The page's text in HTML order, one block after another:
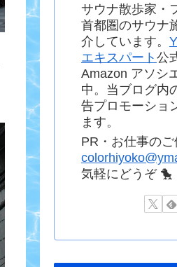
サウナ散歩家・
首都圏のサウナ
介しています。
エキスパート 公
Amazon アソシ
中。当ブログ内
告プロモーショ
ます。
PR・お仕事の
気軽にどうぞ 🐤